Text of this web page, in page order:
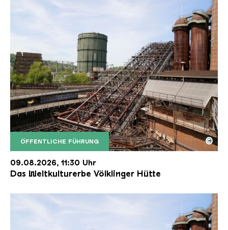
ÖFFENTLICHE FÜHRUNG
Der Erzschrägaufzug der Völklinger Hütte mit
Copyright: Weltkulturerbe Völklinger Hütte | Karl
©
09.08.2026, 11:30 Uhr
Das Weltkulturerbe Völklinger Hütte